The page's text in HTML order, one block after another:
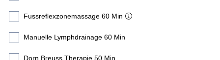
Fussreflexzonemassage 60 Min
Manuelle Lymphdrainage 60 Min
Dorn Breuss Therapie 50 Min